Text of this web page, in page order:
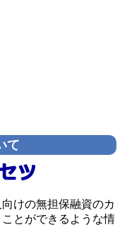
て
けの無担保融資のカ
とができるような情